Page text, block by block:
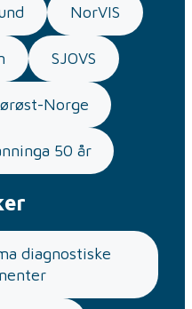
NorVIS
SJOVS
Norge
50 år
diagnostiske